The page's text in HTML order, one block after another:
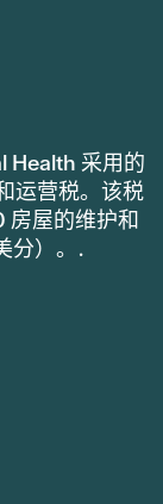
Health 采用的
运营税。该税
房屋的维护和
分）。.